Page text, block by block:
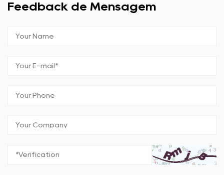
Feedback de Mensagem